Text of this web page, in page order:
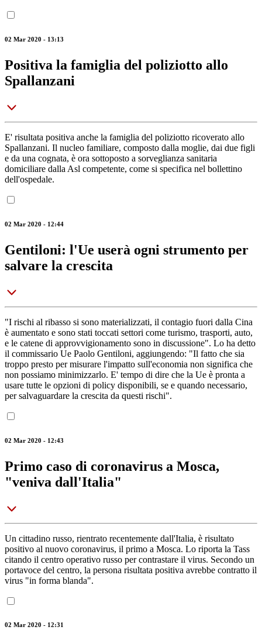
02 Mar 2020 - 13:13
Positiva la famiglia del poliziotto allo
Spallanzani
E' risultata positiva anche la famiglia del poliziotto ricoverato allo
Spallanzani. Il nucleo familiare, composto dalla moglie, dai due figli
e da una cognata, è ora sottoposto a sorveglianza sanitaria
domiciliare dalla Asl competente, come si specifica nel bollettino
dell'ospedale.
02 Mar 2020 - 12:44
Gentiloni: l'Ue userà ogni strumento per
salvare la crescita
"I rischi al ribasso si sono materializzati, il contagio fuori dalla Cina
è aumentato e sono stati toccati settori come turismo, trasporti, auto,
e le catene di approvvigionamento sono in discussione". Lo ha detto
il commissario Ue Paolo Gentiloni, aggiungendo: "Il fatto che sia
troppo presto per misurare l'impatto sull'economia non significa che
non possiamo minimizzarlo. E' tempo di dire che la Ue è pronta a
usare tutte le opzioni di policy disponibili, se e quando necessario,
per salvaguardare la crescita da questi rischi".
02 Mar 2020 - 12:43
Primo caso di coronavirus a Mosca,
"veniva dall'Italia"
Un cittadino russo, rientrato recentemente dall'Italia, è risultato
positivo al nuovo coronavirus, il primo a Mosca. Lo riporta la Tass
citando il centro operativo russo per contrastare il virus. Secondo un
portavoce del centro, la persona risultata positiva avrebbe contratto il
virus "in forma blanda".
02 Mar 2020 - 12:31